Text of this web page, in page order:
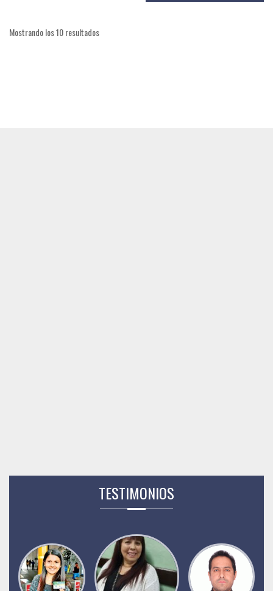
Mostrando los 10 resultados
TESTIMONIOS